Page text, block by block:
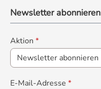
Newsletter abonnieren
Aktion *
E-Mail-Adresse *